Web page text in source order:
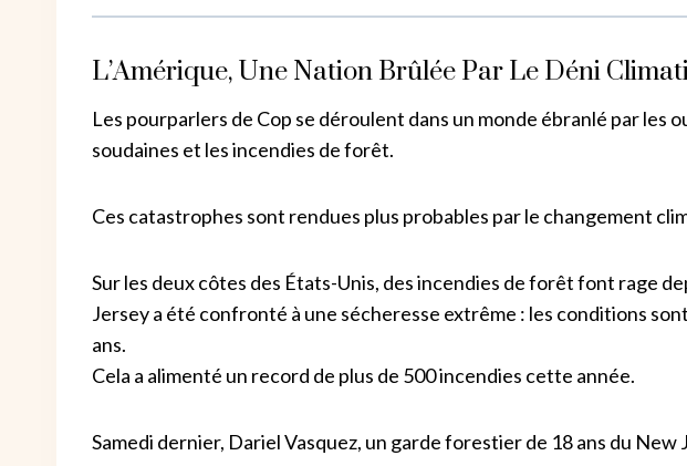
L’Amérique, Une Nation Brûlée Par Le Déni
Les pourparlers de Cop se déroulent dans un monde ébranlé par les
soudaines et les incendies de forêt.
Ces catastrophes sont rendues plus probables par le changement
Sur les deux côtes des États-Unis, des incendies de forêt font rage
Jersey a été confronté à une sécheresse extrême : les conditions
ans.
Cela a alimenté un record de plus de 500 incendies cette année.
Samedi dernier, Dariel Vasquez, un garde forestier de 18 ans du New